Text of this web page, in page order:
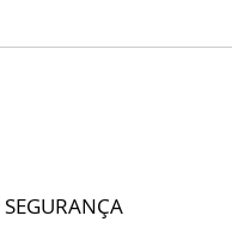
SEGURANÇA